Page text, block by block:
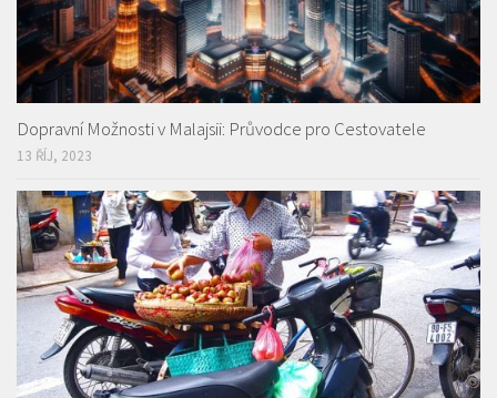
Dopravní Možnosti v Malajsii: Průvodce pro Cestovatele
13 ŘÍJ, 2023